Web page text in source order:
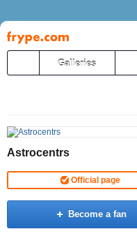
Pāriet
uz
saturu
Galleries
Astrocentrs
Official page
Become a fan